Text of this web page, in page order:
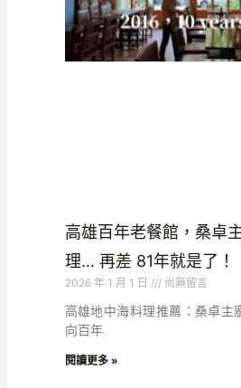
高雄百年老餐館，桑卓
理… 再差 81年就是了！
2026 年 1 月 1 日 尚無留言
高雄地中海料理推薦：桑卓主
向百年
閱讀更多 »